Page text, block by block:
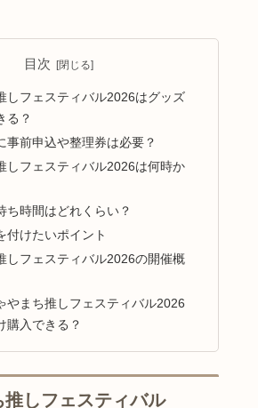
目次
しフェスティバル2026はグッズ
る？
事前申込や整理券は必要？
しフェスティバル2026は何時か
ち時間はどれくらい？
付けたいポイント
しフェスティバル2026の開催概
やまち推しフェスティバル2026
購入できる？
推しフェスティバル